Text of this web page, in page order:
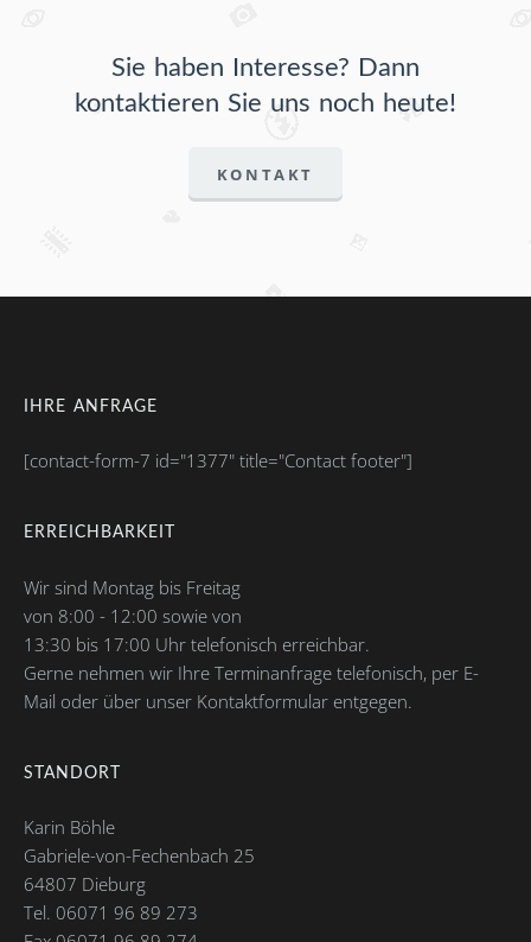
Sie haben Interesse? Dann
kontaktieren Sie uns noch heute!
KONTAKT
IHRE ANFRAGE
[contact-form-7 id="1377" title="Contact footer"]
ERREICHBARKEIT
Wir sind Montag bis Freitag
von 8:00 - 12:00 sowie von
13:30 bis 17:00 Uhr telefonisch erreichbar.
Gerne nehmen wir Ihre Terminanfrage telefonisch, per E-
Mail oder über unser Kontaktformular entgegen.
STANDORT
Karin Böhle
Gabriele-von-Fechenbach 25
64807 Dieburg
Tel. 06071 96 89 273